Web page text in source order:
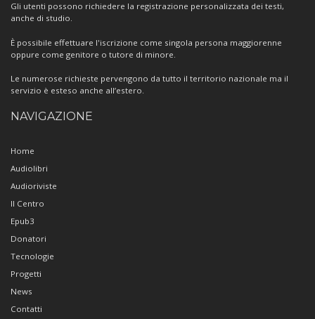
Gli utenti possono richiedere la registrazione personalizzata dei testi,
anche di studio.
È possibile effettuare l'iscrizione come singola persona maggiorenne
oppure come genitore o tutore di minore.
Le numerose richieste pervengono da tutto il territorio nazionale ma il
servizio è esteso anche all’estero.
NAVIGAZIONE
Home
Audiolibri
Audioriviste
Il Centro
Epub3
Donatori
Tecnologie
Progetti
News
Contatti